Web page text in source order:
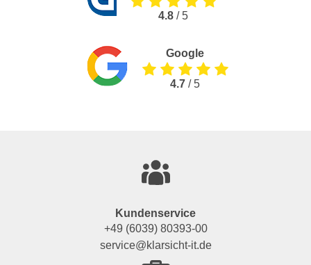
4.8 / 5
Google
4.7 / 5
Kundenservice
+49 (6039) 80393-00
service@klarsicht-it.de